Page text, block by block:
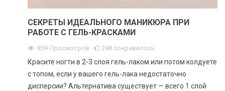
СЕКРЕТЫ ИДЕАЛЬНОГО МАНИКЮРА ПРИ
РАБОТЕ С ГЕЛЬ-КРАСКАМИ
859 Просмотров 248 понравилось
Красите ногти в 2-3 слоя гель-лаком или потом колдуете
с топом, если у вашего гель-лака недостаточно
дисперсии? Альтернатива существует — всего 1 слой